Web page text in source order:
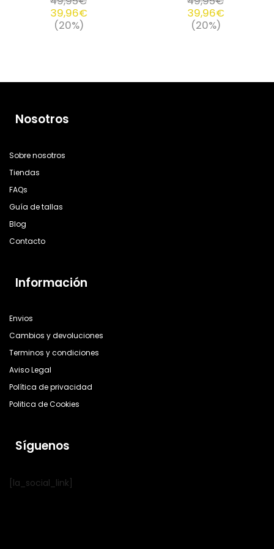
39,96€
(20%)
39,96€
(20%)
Nosotros
Sobre nosotros
Tiendas
FAQs
Guía de tallas
Blog
Contacto
Información
Envios
Cambios y devoluciones
Terminos y condiciones
Aviso Legal
Política de privacidad
Politica de Cookies
Síguenos
[la_social_link]